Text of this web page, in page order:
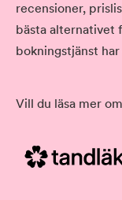
recensioner,
bästa alternativet
bokningstjänst
Vill du läsa mer